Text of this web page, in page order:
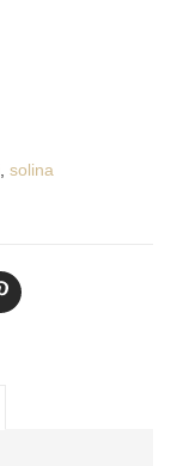
solina